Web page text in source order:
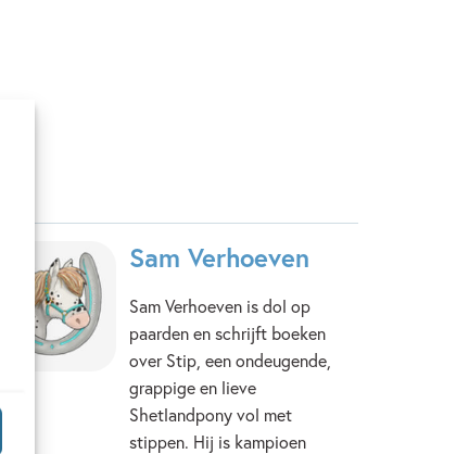
Sam Verhoeven
Sam Verhoeven is dol op
paarden en schrijft boeken
over Stip, een ondeugende,
grappige en lieve
Shetlandpony vol met
stippen. Hij is kampioen